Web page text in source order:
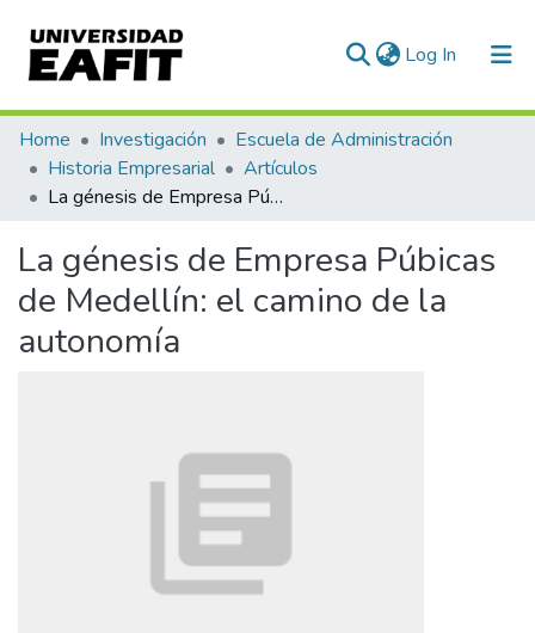
Log In (current)
Communities & Collections
All of DSpace
Home Investigación
Escuela de Administración
Historia Empresarial
Artículos
La génesis de Empresa Púbicas de Medellín: el camino de la autonomía
La génesis de Empresa Púbicas
de Medellín: el camino de la
autonomía